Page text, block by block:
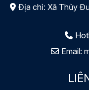
Địa chỉ: Xã Thủy
Email: